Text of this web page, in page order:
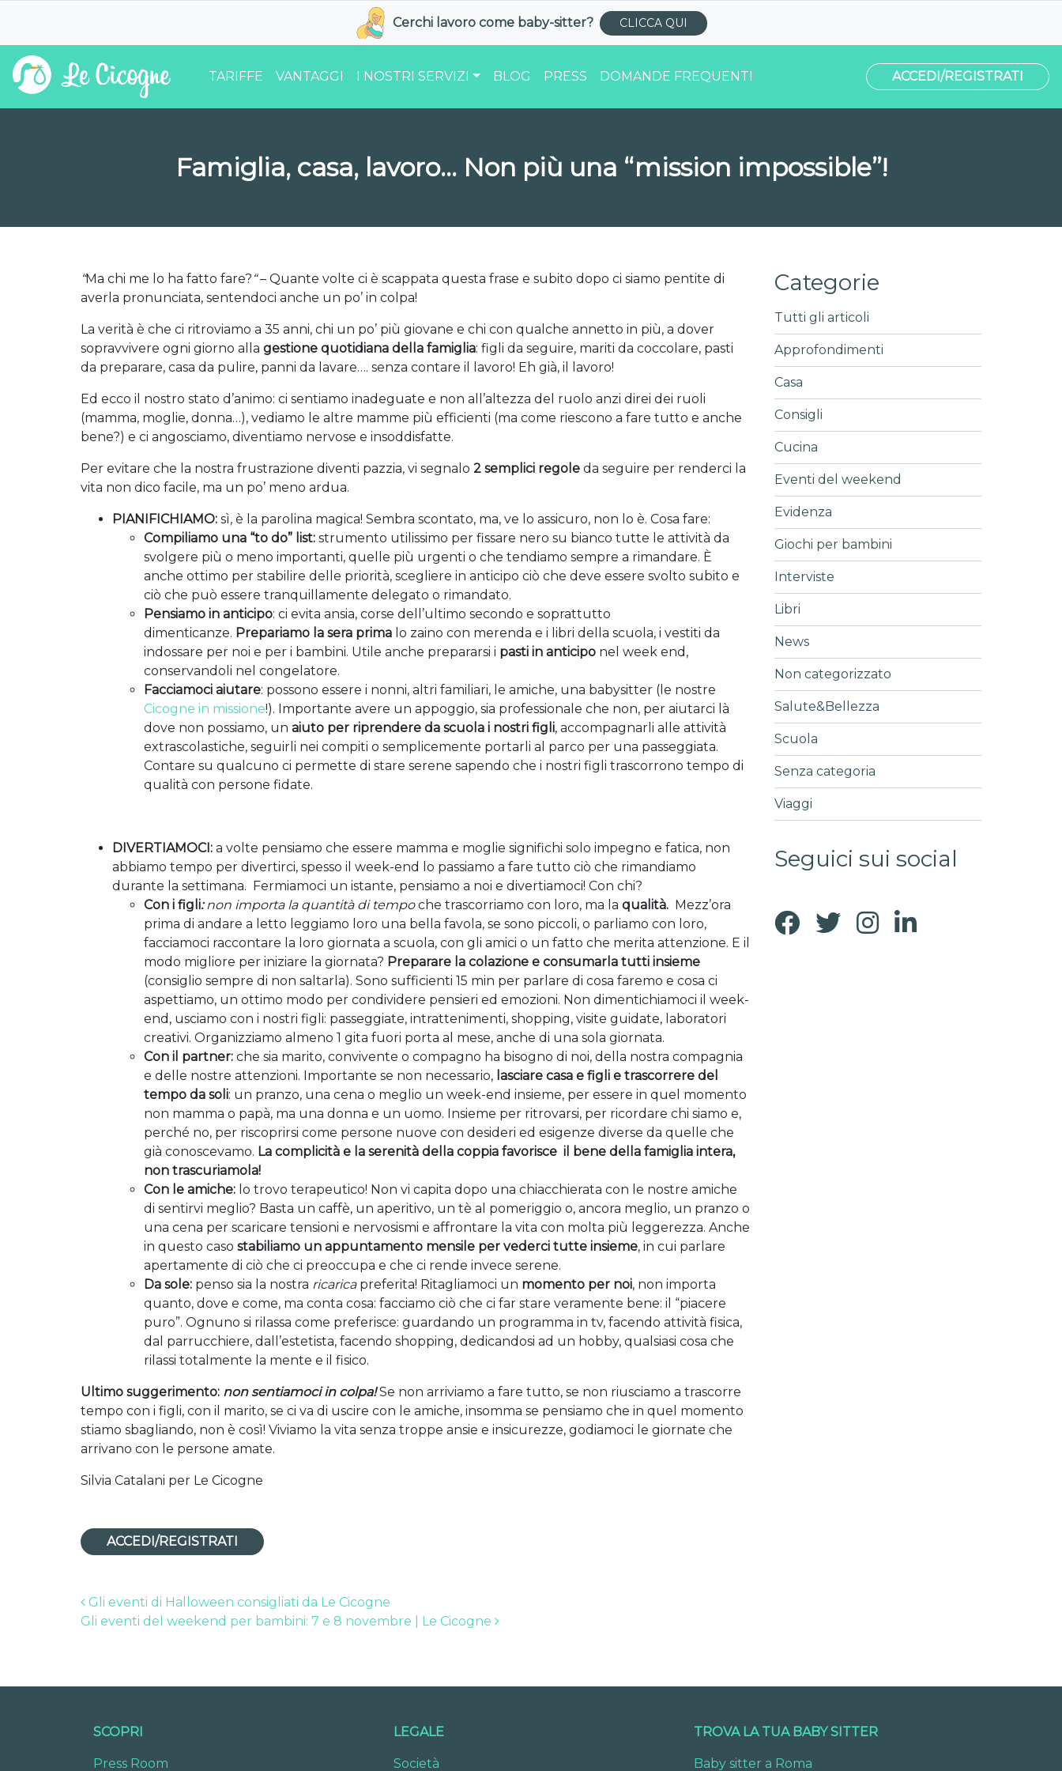
Cerchi lavoro come baby-sitter? CLICCA QUI
TARIFFE VANTAGGI I NOSTRI SERVIZI BLOG PRESS DOMANDE FREQUENTI ACCEDI/REGISTRATI
Famiglia, casa, lavoro… Non più una “mission impossible”!
“Ma chi me lo ha fatto fare? “– Quante volte ci è scappata questa frase e subito dopo ci siamo pentite di
averla pronunciata, sentendoci anche un po’ in colpa!
La verità è che ci ritroviamo a 35 anni, chi un po’ più giovane e chi con qualche annetto in più, a dover
sopravvivere ogni giorno alla gestione quotidiana della famiglia: figli da seguire, mariti da coccolare, pasti
da preparare, casa da pulire, panni da lavare…. senza contare il lavoro! Eh già, il lavoro!
Ed ecco il nostro stato d’animo: ci sentiamo inadeguate e non all’altezza del ruolo anzi direi dei ruoli
(mamma, moglie, donna…), vediamo le altre mamme più efficienti (ma come riescono a fare tutto e anche
bene?) e ci angosciamo, diventiamo nervose e insoddisfatte.
Per evitare che la nostra frustrazione diventi pazzia, vi segnalo 2 semplici regole da seguire per renderci la
vita non dico facile, ma un po’ meno ardua.
PIANIFICHIAMO: sì, è la parolina magica! Sembra scontato, ma, ve lo assicuro, non lo è. Cosa fare:
Compiliamo una “to do” list: strumento utilissimo per fissare nero su bianco tutte le attività da
svolgere più o meno importanti, quelle più urgenti o che tendiamo sempre a rimandare. È
anche ottimo per stabilire delle priorità, scegliere in anticipo ciò che deve essere svolto subito e
ciò che può essere tranquillamente delegato o rimandato.
Pensiamo in anticipo: ci evita ansia, corse dell’ultimo secondo e soprattutto
dimenticanze. Prepariamo la sera prima lo zaino con merenda e i libri della scuola, i vestiti da
indossare per noi e per i bambini. Utile anche prepararsi i pasti in anticipo nel week end,
conservandoli nel congelatore.
Facciamoci aiutare: possono essere i nonni, altri familiari, le amiche, una babysitter (le nostre
Cicogne in missione!). Importante avere un appoggio, sia professionale che non, per aiutarci là
dove non possiamo, un aiuto per riprendere da scuola i nostri figli, accompagnarli alle attività
extrascolastiche, seguirli nei compiti o semplicemente portarli al parco per una passeggiata.
Contare su qualcuno ci permette di stare serene sapendo che i nostri figli trascorrono tempo di
qualità con persone fidate.
DIVERTIAMOCI: a volte pensiamo che essere mamma e moglie significhi solo impegno e fatica, non
abbiamo tempo per divertirci, spesso il week-end lo passiamo a fare tutto ciò che rimandiamo
durante la settimana. Fermiamoci un istante, pensiamo a noi e divertiamoci! Con chi?
Con i figli:non importa la quantità di tempoche trascorriamo con loro, ma la qualità. Mezz’ora
prima di andare a letto leggiamo loro una bella favola, se sono piccoli, o parliamo con loro,
facciamoci raccontare la loro giornata a scuola, con gli amici o un fatto che merita attenzione. E il
modo migliore per iniziare la giornata? Preparare la colazione e consumarla tutti insieme
(consiglio sempre di non saltarla). Sono sufficienti 15 min per parlare di cosa faremo e cosa ci
aspettiamo, un ottimo modo per condividere pensieri ed emozioni. Non dimentichiamoci il week-
end, usciamo con i nostri figli: passeggiate, intrattenimenti, shopping, visite guidate, laboratori
creativi. Organizziamo almeno 1 gita fuori porta al mese, anche di una sola giornata.
Con il partner: che sia marito, convivente o compagno ha bisogno di noi, della nostra compagnia
e delle nostre attenzioni. Importante se non necessario, lasciare casa e figli e trascorrere del
tempo da soli: un pranzo, una cena o meglio un week-end insieme, per essere in quel momento
non mamma o papà, ma una donna e un uomo. Insieme per ritrovarsi, per ricordare chi siamo e,
perché no, per riscoprirsi come persone nuove con desideri ed esigenze diverse da quelle che
già conoscevamo. La complicità e la serenità della coppia favorisce il bene della famiglia intera,
non trascuriamola!
Con le amiche: lo trovo terapeutico! Non vi capita dopo una chiacchierata con le nostre amiche
di sentirvi meglio? Basta un caffè, un aperitivo, un tè al pomeriggio o, ancora meglio, un pranzo o
una cena per scaricare tensioni e nervosismi e affrontare la vita con molta più leggerezza. Anche
in questo caso stabiliamo un appuntamento mensile per vederci tutte insieme, in cui parlare
apertamente di ciò che ci preoccupa e che ci rende invece serene.
Da sole: penso sia la nostra ricaricapreferita! Ritagliamoci un momento per noi, non importa
quanto, dove e come, ma conta cosa: facciamo ciò che ci far stare veramente bene: il “piacere
puro”. Ognuno si rilassa come preferisce: guardando un programma in tv, facendo attività fisica,
dal parrucchiere, dall’estetista, facendo shopping, dedicandosi ad un hobby, qualsiasi cosa che
rilassi totalmente la mente e il fisico.
Ultimo suggerimento: non sentiamoci in colpa!Se non arriviamo a fare tutto, se non riusciamo a trascorre
tempo con i figli, con il marito, se ci va di uscire con le amiche, insomma se pensiamo che in quel momento
stiamo sbagliando, non è così! Viviamo la vita senza troppe ansie e insicurezze, godiamoci le giornate che
arrivano con le persone amate.
Silvia Catalani per Le Cicogne
ACCEDI/REGISTRATI
Post navigation
Gli eventi di Halloween consigliati da Le Cicogne
Gli eventi del weekend per bambini: 7 e 8 novembre | Le Cicogne
Categorie
Tutti gli articoli
Approfondimenti
Casa
Consigli
Cucina
Eventi del weekend
Evidenza
Giochi per bambini
Interviste
Libri
News
Non categorizzato
Salute&Bellezza
Scuola
Senza categoria
Viaggi
Seguici sui social
SCOPRI
Press Room
LEGALE
Società
TROVA LA TUA BABY SITTER
Baby sitter a Roma